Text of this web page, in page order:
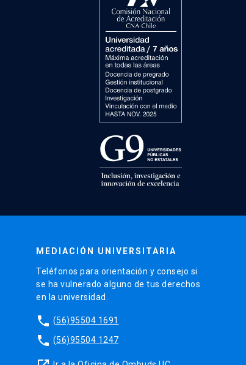
MEDIACIÓN UNIVERSITARIA
Teléfonos para orientación y consejo si
se ha vulnerado alguno de tus derechos
en la universidad.
phone (56)95504 1691
phone (56)95504 1247